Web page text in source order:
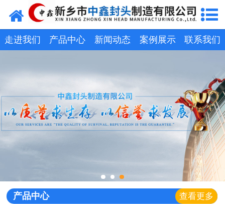
网站首页
走进我们
荣誉资质
生产现场
视频中心
走进我们 产品中心 新闻动态 案例展示 联系我们
产品中心 查看更多